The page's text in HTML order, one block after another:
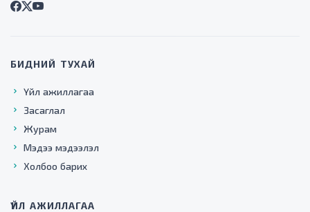
БИДНИЙ ТУХАЙ
Үйл ажиллагаа
Засаглал
Журам
Мэдээ мэдээлэл
Холбоо барих
ҮЙЛ АЖИЛЛАГАА